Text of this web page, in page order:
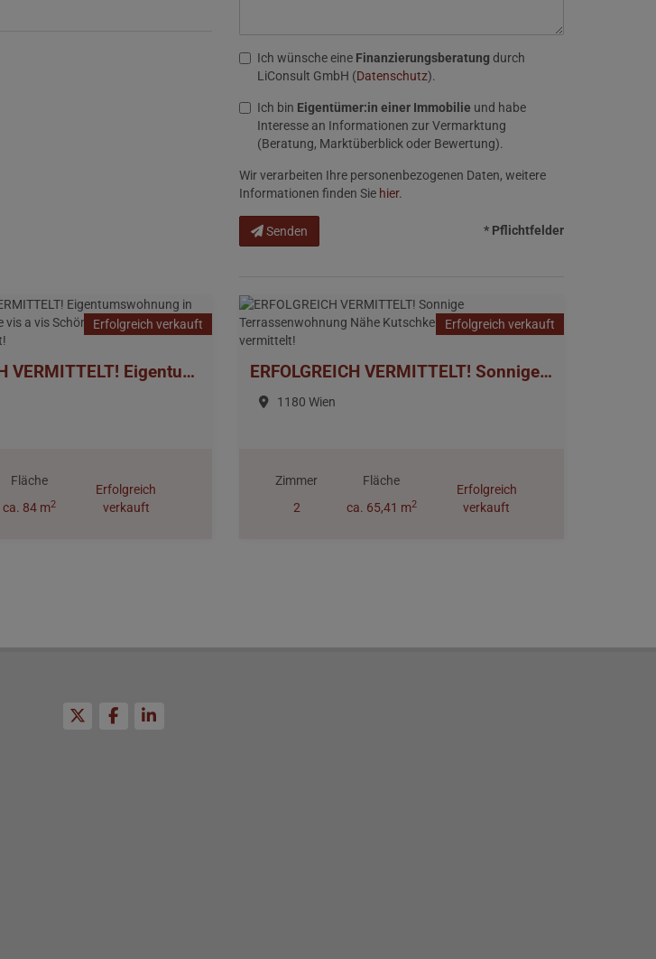
Ich wünsche eine Finanzierungsberatung durch
LiConsult GmbH (Datenschutz).
Ich bin Eigentümer:in einer Immobilie und habe
Interesse an Informationen zur Vermarktung
(Beratung, Marktüberblick oder Bewertung).
Wir verarbeiten Ihre personenbezogenen Daten, weitere
Informationen finden Sie hier.
Senden * Pflichtfelder
Erfolgreich verkauft
ERFOLGREICH VERMITTELT! Eigentumswohnung in repräsentativer Lage vis a vis Schönbrunn, Wien 1130 > erfolgreich vermittelt!
Fläche
ca. 84 m2
Erfolgreich
verkauft
Erfolgreich verkauft
ERFOLGREICH VERMITTELT! Sonnige Terrassenwohnung Nähe Kutschkermarkt > erfolgreich vermittelt!
1180 Wien
Zimmer
2
Fläche
ca. 65,41 m2
Erfolgreich
verkauft